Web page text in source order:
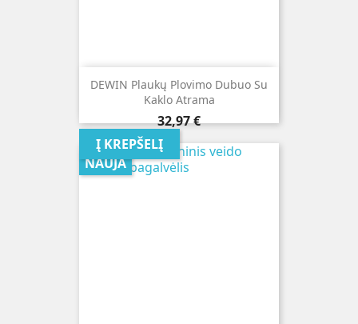
DEWIN Plaukų Plovimo Dubuo Su
Kaklo Atrama
Kaina
32,97 €
Į KREPŠELĮ
NAUJA